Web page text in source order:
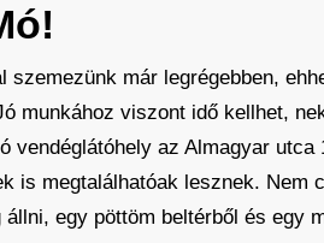
szemezünk már legrégebben,
munkához viszont idő kellhet,
vendéglátóhely az Almagyar
is megtalálhatóak lesznek. Nem
állni, egy pöttöm beltérből és egy